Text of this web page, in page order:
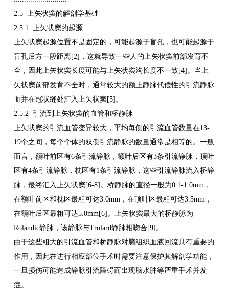
2.5 上矢状窦的解剖学基础
2.5.1 上矢状窦的起源
上矢状窦起源位置不是固定的，可能起源于盲孔，也可能起源于
盲孔后方一段距离[2]，这就导致一些人的上矢状窦前部发育不
全，因此上矢状窦长度可能与上矢状窦沟长度不一致[4]。当上
矢状窦前部发育不全时，通常较大的额上静脉代偿性的引流静脉
血并在冠状缝处汇入上矢状窦[5]。
2.5.2 引流到上矢状窦的血管和桥静脉
上矢状窦的引流血管变异较大，平均每侧的引流血管数量在13-
19个之间，每个个体的双侧引流静脉的数量通常是相等的。一般
而言，额叶前区有6条引流静脉，额叶后区有3条引流静脉，顶叶
区有4条引流静脉，枕区有1条引流静脉，这些引流静脉流入桥静
脉，最终汇入上矢状窦[6-8]。桥静脉的直径一般为0.1-1.0mm，
在额叶前区和枕区最粗可达3.0mm，在顶叶区最粗可达3.5mm，
在额叶后区最粗可达5.0mm[6]。上矢状窦最大的桥静脉为
Rolandic静脉，该静脉与Trolard静脉相吻合[9]。
由于这些粗大的引流血管和桥静脉对脑组织血液回流具有重要的
作用，因此在进行相应部位手术时需要注意保护其解剖学功能，
一旦损伤可能造成静脉引流障碍而出现脑水肿等严重手术并发
症。